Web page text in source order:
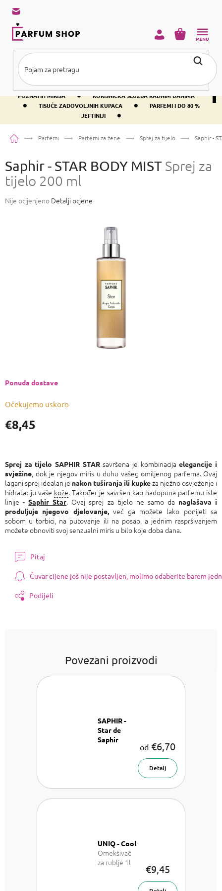
sadržaj
BESPLATNA DOSTAVA IZNAD PRIBLIŽNO 37 € •
400+ SVJETSKI
POZNATIH MIRISA
• KORISNIČKA SLUŽBA RADNIM DANIMA
• TISUĆE ZADOVOLJNIH KUPACA •
PARFEMI I DO 80 %
JEFTINIJI
•
KOŠARICA
PočetnaParfemi Parfemi za žene Sprej za tijelo Saphir -
Saphir - STAR BODY MIST Sprej za
tijelo 200 ml
Prosječna
Nije ocijenjeno Detalji ocjene
€8,45
Izmjeri
Očekujemo uskoro
Ponuda dostave
Sprej za tijelo SAPHIR STARsavršena je kombinacijaelegancije i
svježine , dok je njegov miris u duhu vašeg omiljenog parfema. Ovaj
lagani sprej idealan je nakon tuširanja ili kupkeza nježno osvježenje i
hidrataciju vaše kože. Također je savršen kao nadopuna parfemu iste
linije -Saphir Star. Ovaj sprej za tijelo ne samo da naglašava i
produljuje njegovo djelovanje,već ga možete lako ponijeti sa
sobom u torbici, na putovanje ili na posao, a jednim raspršivanjem
možete obnoviti svoj senzualni miris u bilo koje doba dana.
Pitaj
Čuvar cijene još nije postavljen, molimo odaberite barem
Podijeli
Povezani proizvodi
SAPHIR -
Star de
Saphir
od €6,70
Detalj
UNIQ - Cool
Omekšivač
za rublje 1l
€9,45